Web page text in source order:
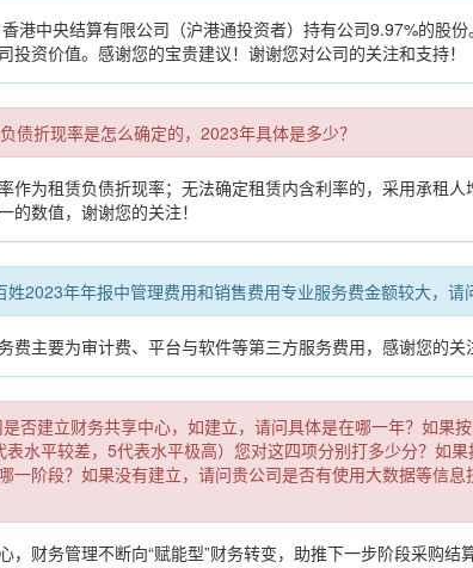
港中央结算有限公司（沪港通投资者）持有公司9.97%的股
资价值。感谢您的宝贵建议！谢谢您对公司的关注和支持！
折现率是怎么确定的，2023年具体是多少？
作为租赁负债折现率；无法确定租赁内含利率的，采用承租
数值，谢谢您的关注！
年年报中管理费用和销售费用专业服务费金额较大，请
主要为审计费、平台与软件等第三方服务费用，感谢您的关
建立财务共享中心，如建立，请问具体是在哪一年？如果
水平较差，5代表水平极高）您对这四项分别打多少分？如
一阶段？如果没有建立，请问贵公司是否有使用大数据等信
财务管理不断向“赋能型”财务转变，助推下一步阶段采购结